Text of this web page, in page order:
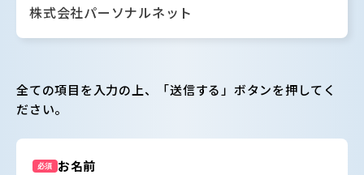
株式会社パーソナルネット
全ての項目を入力の上、「送信する」ボタンを押してく
ださい。
必須 お名前